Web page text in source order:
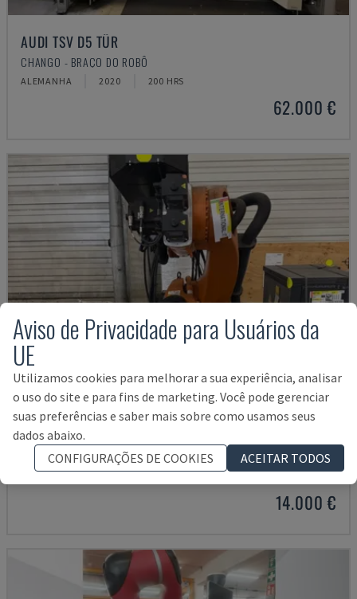
AUDI TSV D5 TÜR
CHANGO - BRAÇO DO ROBÔ
ALEMANHA 2020 200 HRS
62.000 €
KR 210 R2700 EXTRA
KUKA - BRAÇO DO ROBÔ
14.000 €
Aviso de Privacidade para Usuários da
UE
Utilizamos cookies para melhorar a sua experiência, analisar
o uso do site e para fins de marketing. Você pode gerenciar
suas preferências e saber mais sobre como usamos seus
dados abaixo.
CONFIGURAÇÕES DE COOKIES
ACEITAR TODOS